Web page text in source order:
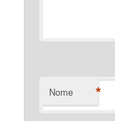
Nome *